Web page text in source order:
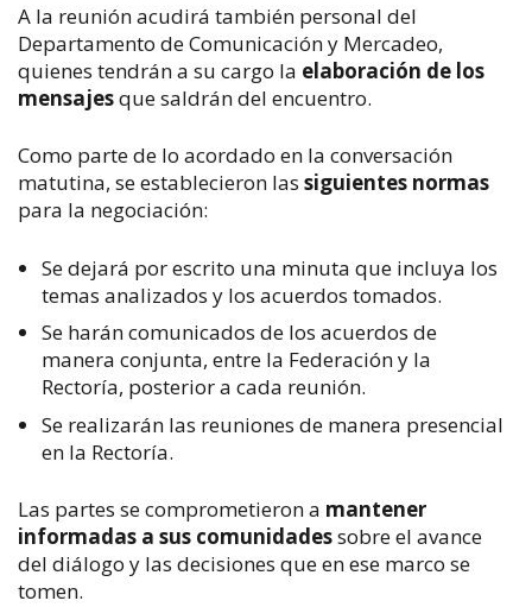
A la reunión acudirá también personal del
Departamento de Comunicación y Mercadeo,
quienes tendrán a su cargo la elaboración de los
mensajesque saldrán del encuentro.
Como parte de lo acordado en la conversación
matutina, se establecieron las siguientes normas
para la negociación:
Se dejará por escrito una minuta que incluya los
temas analizados y los acuerdos tomados.
Se harán comunicados de los acuerdos de
manera conjunta, entre la Federación y la
Rectoría, posterior a cada reunión.
Se realizarán las reuniones de manera presencial
en la Rectoría.
Las partes se comprometieron a mantener
informadas a sus comunidadessobre el avance
del diálogo y las decisiones que en ese marco se
tomen.